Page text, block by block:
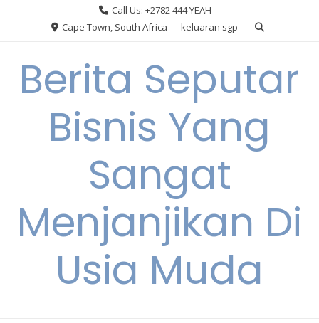
Call Us: +2782 444 YEAH
Cape Town, South Africa
keluaran sgp
Berita Seputar
Bisnis Yang
Sangat
Menjanjikan Di
Usia Muda